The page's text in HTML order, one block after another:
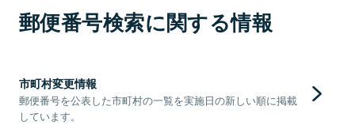
郵便番号検索に関する情報
市町村変更情報
郵便番号を公表した市町村の一覧を実施日の新しい順に掲載
しています。